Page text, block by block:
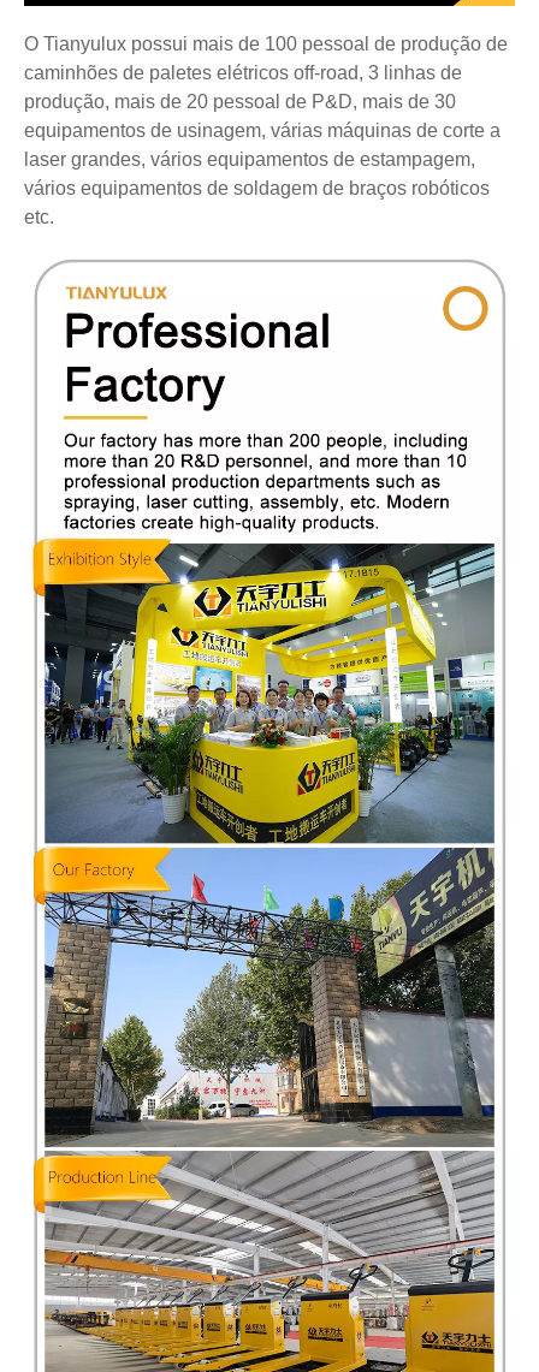
O Tianyulux possui mais de 100 pessoal de produção de
caminhões de paletes elétricos off-road, 3 linhas de
produção, mais de 20 pessoal de P&D, mais de 30
equipamentos de usinagem, várias máquinas de corte a
laser grandes, vários equipamentos de estampagem,
vários equipamentos de soldagem de braços robóticos
etc.